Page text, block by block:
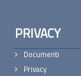
PRIVACY
Documenti
Privacy